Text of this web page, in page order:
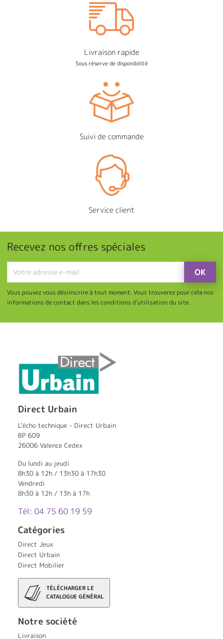
Livraison rapide
Sous réserve de disponibilité
Suivi de commande
Service client
Recevez nos offres spéciales
Vous pouvez vous désinscrire à tout moment. Vous trouverez pour cela nos
informations de contact dans les conditions d'utilisation du site.
Direct Urbain
L'écho technique - Direct Urbain
BP 609
26006 Valence Cedex
Du lundi au jeudi
8h30 à 12h / 13h30 à 17h30
Vendredi
8h30 à 12h / 13h à 17h
Tél: 04 75 60 19 59
Catégories
Direct Jeux
Direct Urbain
Direct Mobilier
TÉLÉCHARGER LE
CATALOGUE GÉNÉRAL
Notre société
Livraison